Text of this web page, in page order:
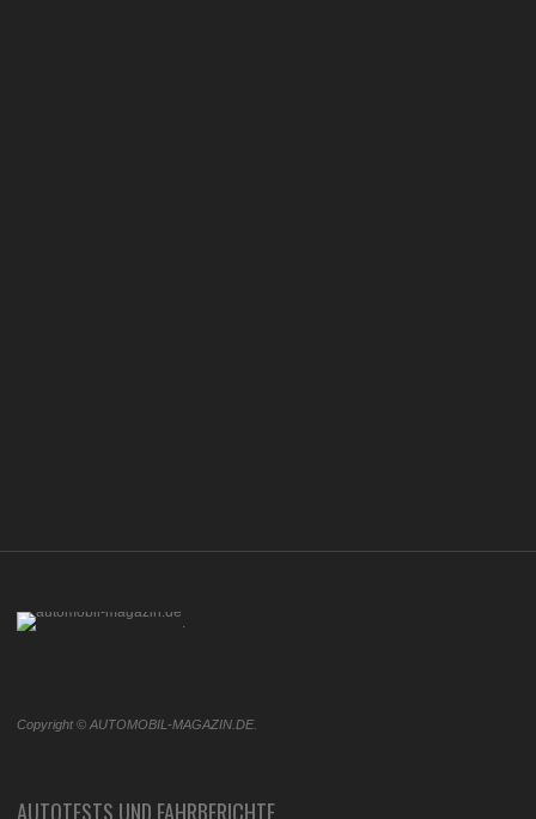
.
Copyright © AUTOMOBIL-MAGAZIN.DE.
AUTOTESTS UND FAHRBERICHTE